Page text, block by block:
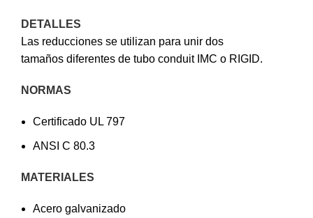
DETALLES
Las reducciones se utilizan para unir dos
tamaños diferentes de tubo conduit IMC o RIGID.
NORMAS
Certificado UL 797
ANSI C 80.3
MATERIALES
Acero galvanizado